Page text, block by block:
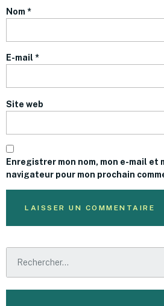
Nom *
E-mail *
Site web
Enregistrer mon nom, mon e-mail et
navigateur pour mon prochain